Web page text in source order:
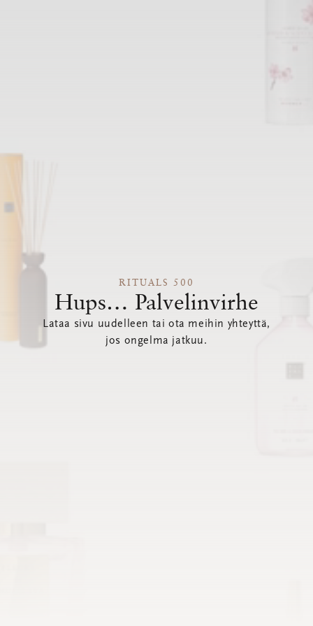
RITUALS 500
Hups… Palvelinvirhe
Lataa sivu uudelleen tai ota meihin yhteyttä,
jos ongelma jatkuu.